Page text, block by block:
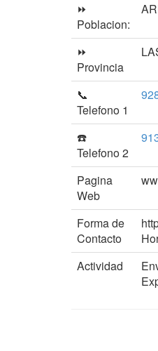
⏩
Poblacion:
⏩
Provincia
📞
Telefono 1
☎️
Telefono 2
Pagina
Web
Forma de
Contacto
Actividad